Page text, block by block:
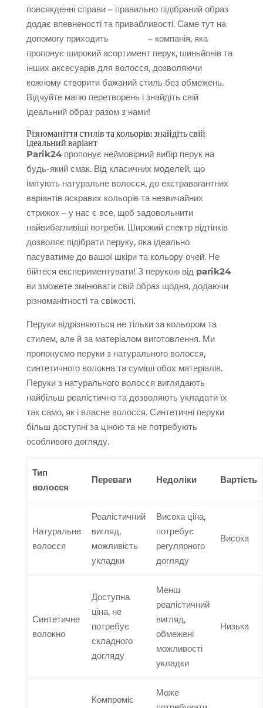
повсякденні справи – правильно підібраний образ
додає впевненості та привабливості. Саме тут на
допомогу приходить
– компанія, яка
пропонує широкий асортимент перук, шиньйонів та
інших аксесуарів для волосся, дозволяючи
кожному створити бажаний стиль без обмежень.
Відчуйте магію перетворень і знайдіть свій
ідеальний образ разом з нами!
Різноманіття стилів та кольорів: знайдіть свій
ідеальний варіант
Parik24пропонує неймовірний вибір перук на
будь-який смак. Від класичних моделей, що
імітують натуральне волосся, до екстравагантних
варіантів яскравих кольорів та незвичайних
стрижок – у нас є все, щоб задовольнити
найвибагливіші потреби. Широкий спектр відтінків
дозволяє підібрати перуку, яка ідеально
пасуватиме до вашої шкіри та кольору очей. Не
бійтеся експериментувати! З перукою від parik24
ви зможете змінювати свій образ щодня, додаючи
різноманітності та свіжості.
Перуки відрізняються не тільки за кольором та
стилем, але й за матеріалом виготовлення. Ми
пропонуємо перуки з натурального волосся,
синтетичного волокна та суміші обох матеріалів.
Перуки з натурального волосся виглядають
найбільш реалістично та дозволяють укладати їх
так само, як і власне волосся. Синтетичні перуки
більш доступні за ціною та не потребують
особливого догляду.
Тип
волосся
Переваги Недоліки Вартість
Натуральне
волосся
Реалістичний
вигляд,
можливість
укладки
Висока ціна,
потребує
регулярного
догляду
Висока
Синтетичне
волокно
Доступна
ціна, не
потребує
складного
догляду
Менш
реалістичний
вигляд,
обмежені
можливості
укладки
Низька
Компроміс
Може